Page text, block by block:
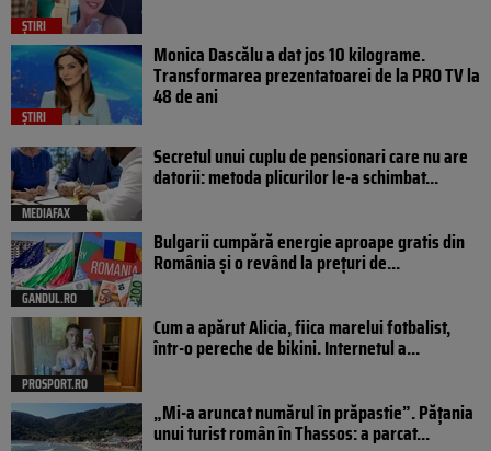
ȘTIRI
ȘTIRI
Monica Dascălu a dat jos 10 kilograme.
Transformarea prezentatoarei de la PRO TV la
48 de ani
MEDIAFAX
Secretul unui cuplu de pensionari care nu are
datorii: metoda plicurilor le-a schimbat...
GANDUL.RO
Bulgarii cumpără energie aproape gratis din
România și o revând la prețuri de...
PROSPORT.RO
Cum a apărut Alicia, fiica marelui fotbalist,
într-o pereche de bikini. Internetul a...
„Mi-a aruncat numărul în prăpastie”. Pățania
unui turist român în Thassos: a parcat...